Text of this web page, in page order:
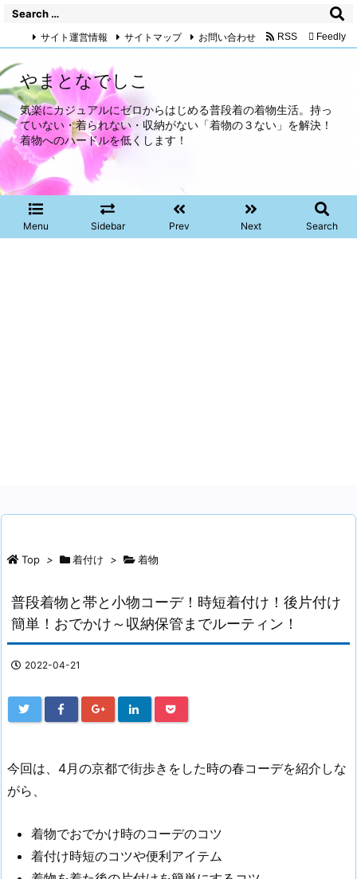
やまとなでしこ
気楽にカジュアルにゼロからはじめる普段着の着物生活。持っ
ていない・着られない・収納がない「着物の３ない」を解決！
着物へのハードルを低くします！
Menu Sidebar Prev Next Search
サイト運営情報 サイトマップ お問い合わせ RSS Feedly
Top > 着付け > 着物
普段着物と帯と小物コーデ！時短着付け！後片付け
簡単！おでかけ～収納保管までルーティン！
2022-04-21
今回は、4月の京都で街歩きをした時の春コーデを紹介しな
がら、
着物でおでかけ時のコーデのコツ
着付け時短のコツや便利アイテム